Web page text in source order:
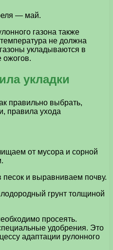
— май.
газона также
не должна
укладываются в
ожогов.
укладки
от мусора и сорной
и выравниваем почву.
грунт толщиной
просеять.
удобрения. Это
адаптации рулонного